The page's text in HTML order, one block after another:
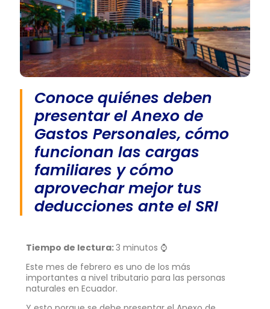
Conoce quiénes deben
presentar el Anexo de
Gastos Personales, cómo
funcionan las cargas
familiares y cómo
aprovechar mejor tus
deducciones ante el SRI
Tiempo de lectura:3 minutos ⌚
Este mes de febrero es uno de los más
importantes a nivel tributario para las personas
naturales en Ecuador.